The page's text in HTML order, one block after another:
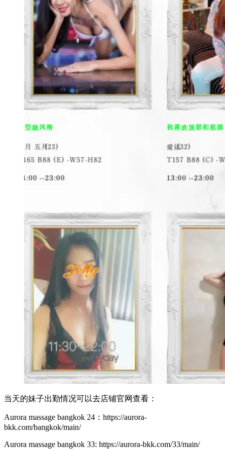
当天的妹子出勤情况可以去店铺官网查看：
Aurora massage bangkok 24：https://aurora-
bkk.com/bangkok/main/
Aurora massage bangkok 33: https://aurora-bkk.com/33/main/